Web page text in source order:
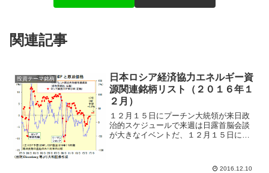
関連記事
投資テーマ銘柄
日本ロシア経済協力エネルギー資
源関連銘柄リスト（２０１６年１
２月）
１２月１５日にプーチン大統領が来日政
治的スケジュールで来週は日露首脳会談
が大きなイベントだ、１２月１５日にロ
2016.12.10